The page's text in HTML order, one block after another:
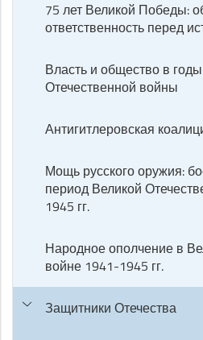
75 лет Великой Победы:
ответственность перед
Власть и общество в
Отечественной войны
Антигитлеровская
Мощь русского оружия:
период Великой
1945 гг.
Народное ополчение в
войне 1941-1945 гг.
Защитники Отечества